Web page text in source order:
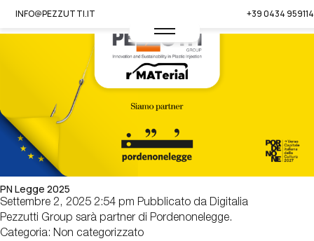
INFO@PEZZUTTI.IT +39 0434 959114
PN Legge 2025
Settembre 2, 2025 2:54 pm Pubblicato da Digitalia
Pezzutti Group sarà partner di Pordenonelegge.
Categoria: Non categorizzato